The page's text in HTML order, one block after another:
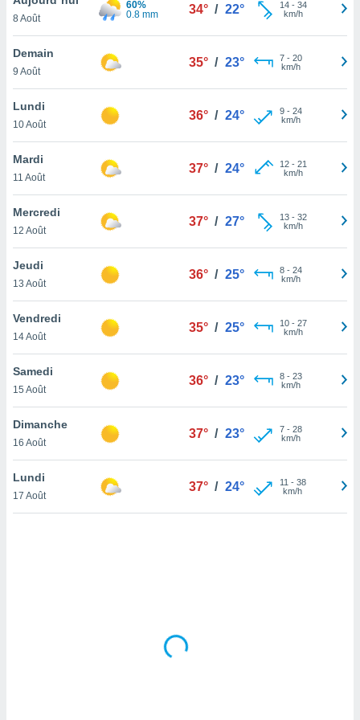
et
»,
au
vous
qu'ils
ou
le
ainsi
un
la
du
en
de
8 Août
60%
0.8 mm
34° / 22° 14- 34
km/h
Demain
9 Août
35° / 23° 7- 20
km/h
Lundi
10 Août
36° / 24° 9- 24
km/h
Mardi
11 Août
37° / 24° 12- 21
km/h
Mercredi
12 Août
37° / 27° 13- 32
km/h
Jeudi
13 Août
36° / 25° 8- 24
km/h
Vendredi
14 Août
35° / 25° 10- 27
km/h
Samedi
15 Août
36° / 23° 8- 23
km/h
Dimanche
16 Août
37° / 23° 7- 28
km/h
Lundi
17 Août
37° / 24° 11 - 38
km/h